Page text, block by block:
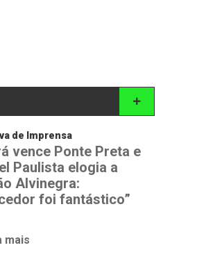
de Imprensa
vence Ponte Preta e
Paulista elogia a
Alvinegra:
foi fantástico”
mais